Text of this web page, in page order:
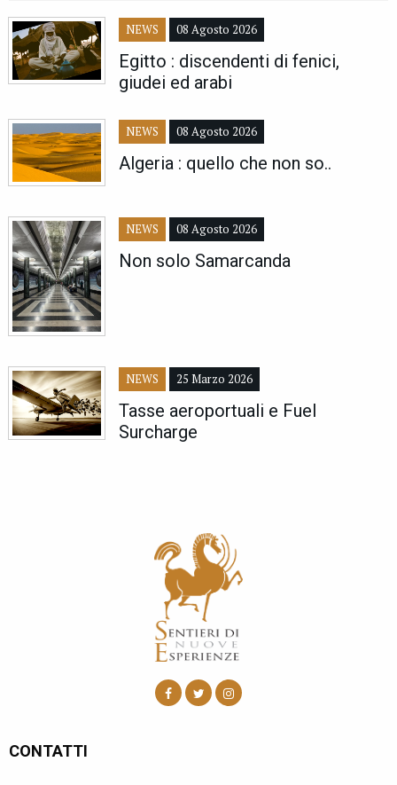
NEWS 08 Agosto 2026
Egitto : discendenti di fenici,
giudei ed arabi
NEWS 08 Agosto 2026
Algeria : quello che non so..
NEWS 08 Agosto 2026
Non solo Samarcanda
NEWS 25 Marzo 2026
Tasse aeroportuali e Fuel
Surcharge
CONTATTI